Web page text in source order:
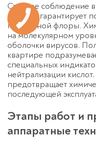
Строгое соблюдение
средств гарантирует
патогенной флоры.
на молекулярном
оболочки вирусов.
квартире
специальных
нейтрализации
предотвращает
последующей
Этапы работ и
аппаратные